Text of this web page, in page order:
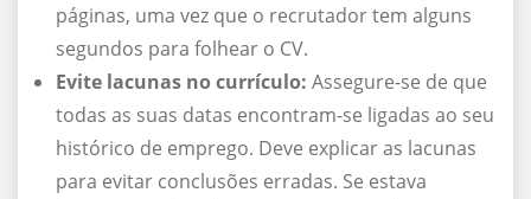
páginas, uma vez que o recrutador tem alguns
segundos para folhear o CV.
Evite lacunas no currículo: Assegure-se de que
todas as suas datas encontram-se ligadas ao seu
histórico de emprego. Deve explicar as lacunas
para evitar conclusões erradas. Se estava